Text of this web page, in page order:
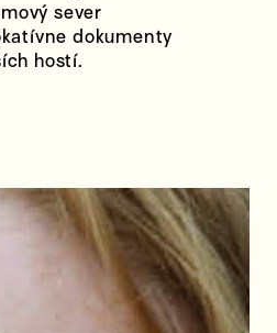
sever
dokumenty
hostí.